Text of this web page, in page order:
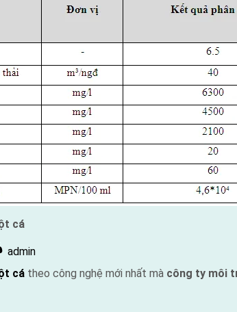
cá
By
admin
cá theo công nghệ mới nhất mà công ty môi